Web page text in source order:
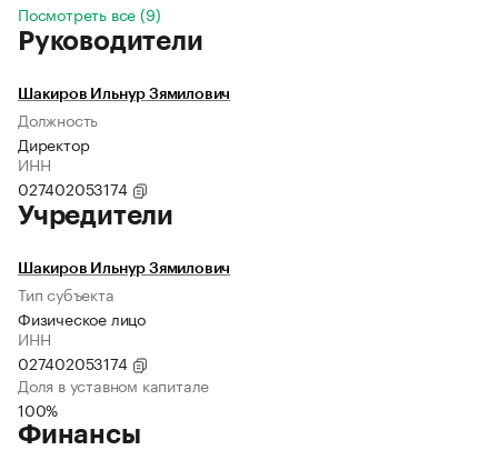
Посмотреть все (9)
Руководители
Шакиров Ильнур Зямилович
Должность
Директор
ИНН
027402053174
Учредители
Шакиров Ильнур Зямилович
Тип субъекта
Физическое лицо
ИНН
027402053174
Доля в уставном капитале
100%
Финансы